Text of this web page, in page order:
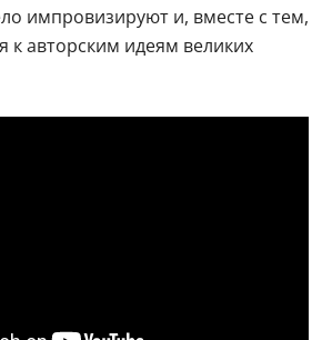
импровизируют и, вместе с тем,
к авторским идеям великих